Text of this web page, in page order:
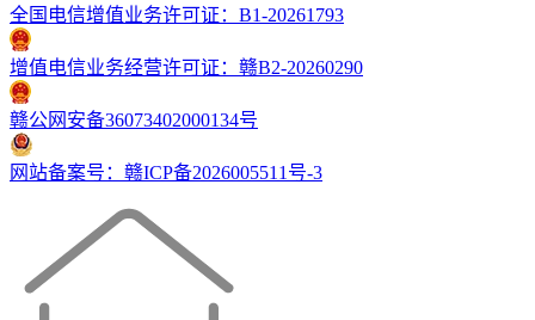
全国电信增值业务许可证：B1-20261793
增值电信业务经营许可证：赣B2-20260290
赣公网安备36073402000134号
网站备案号：赣ICP备2026005511号-3